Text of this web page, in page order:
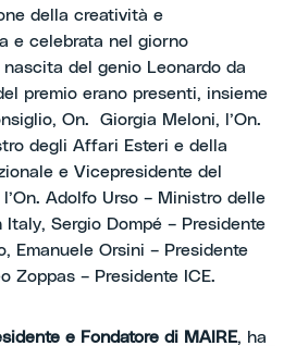
della creatività e
e celebrata nel giorno
nascita del genio Leonardo da
premio erano presenti, insieme
On. Giorgia Meloni, l’On.
degli Affari Esteri e della
e Vicepresidente del
Adolfo Urso – Ministro delle
Italy, Sergio Dompé – Presidente
Emanuele Orsini – Presidente
Zoppas – Presidente ICE.
e Fondatore di MAIRE, ha